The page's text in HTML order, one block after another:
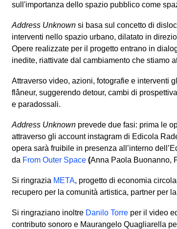
sull'importanza dello spazio pubblico come
Address Unknown si basa sul concetto di
interventi nello spazio urbano, dilatato in
Opere realizzate per il progetto entrano in
inedite, riattivate dal cambiamento che stiamo
Attraverso video, azioni, fotografie e interventi
flâneur, suggerendo detour, cambi di
e paradossali.
Address Unknown prevede due fasi: prima le
attraverso gli account instagram di Edicola
opera sarà fruibile in presenza all’interno
da From Outer Space (Anna Paola Buonanno,
Si ringrazia META, progetto di economia
recupero per la comunità artistica, partner per
Si ringraziano inoltre Danilo Torre per il video
contributo sonoro e Maurangelo Quagliarella